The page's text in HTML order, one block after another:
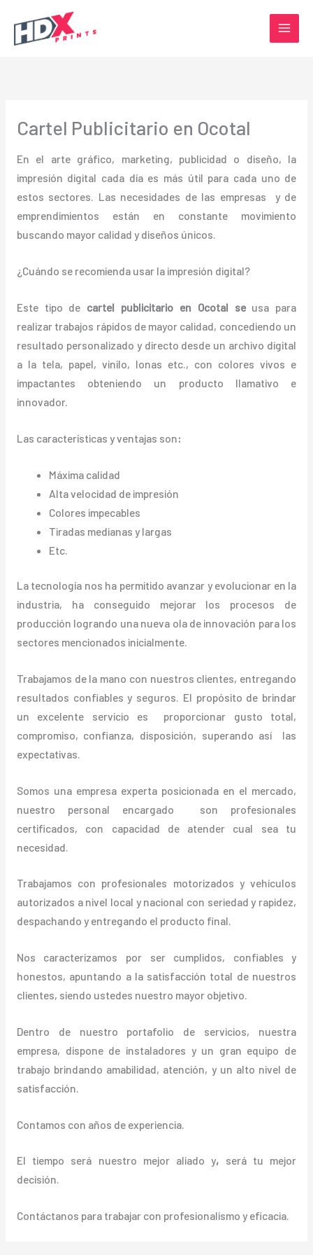
contenido
Cartel Publicitario en Ocotal
En el arte gráfico, marketing, publicidad o diseño, la
impresión digital cada día es más útil para cada uno de
estos sectores. Las necesidades de las empresas y de
emprendimientos están en constante movimiento
buscando mayor calidad y diseños únicos.
¿Cuándo se recomienda usar la impresión digital?
Este tipo de cartel publicitario en Ocotal seusa para
realizar trabajos rápidos de mayor calidad, concediendo un
resultado personalizado y directo desde un archivo digital
a la tela, papel, vinilo, lonas etc., con colores vivos e
impactantes obteniendo un producto llamativo e
innovador.
Las características y ventajas son:
Máxima calidad
Alta velocidad de impresión
Colores impecables
Tiradas medianas y largas
Etc.
La tecnología nos ha permitido avanzar y evolucionar en la
industria, ha conseguido mejorar los procesos de
producción logrando una nueva ola de innovación para los
sectores mencionados inicialmente.
Trabajamos de la mano con nuestros clientes, entregando
resultados confiables y seguros. El propósito de brindar
un excelente servicio es proporcionar gusto total,
compromiso, confianza, disposición, superando así las
expectativas.
Somos una empresa experta posicionada en el mercado,
nuestro personal encargado son profesionales
certificados, con capacidad de atender cual sea tu
necesidad.
Trabajamos con profesionales motorizados y vehículos
autorizados a nivel local y nacional con seriedad y rapidez,
despachando y entregando el producto final.
Nos caracterizamos por ser cumplidos, confiables y
honestos, apuntando a la satisfacción total de nuestros
clientes, siendo ustedes nuestro mayor objetivo.
Dentro de nuestro portafolio de servicios, nuestra
empresa, dispone de instaladores y un gran equipo de
trabajo brindando amabilidad, atención, y un alto nivel de
satisfacción.
Contamos con años de experiencia.
El tiempo será nuestro mejor aliado y, será tu mejor
decisión.
Contáctanos para trabajar con profesionalismo y eficacia.